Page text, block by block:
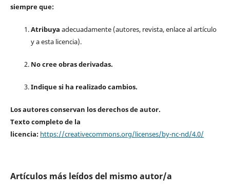
siempre que:
Atribuya adecuadamente (autores, revista, enlace al artículo
y a esta licencia).
No cree obras derivadas.
Indique si ha realizado cambios.
Los autores conservan los derechos de autor.
Texto completo de la
licencia: https://creativecommons.org/licenses/by-nc-nd/4.0/
Artículos más leídos del mismo autor/a